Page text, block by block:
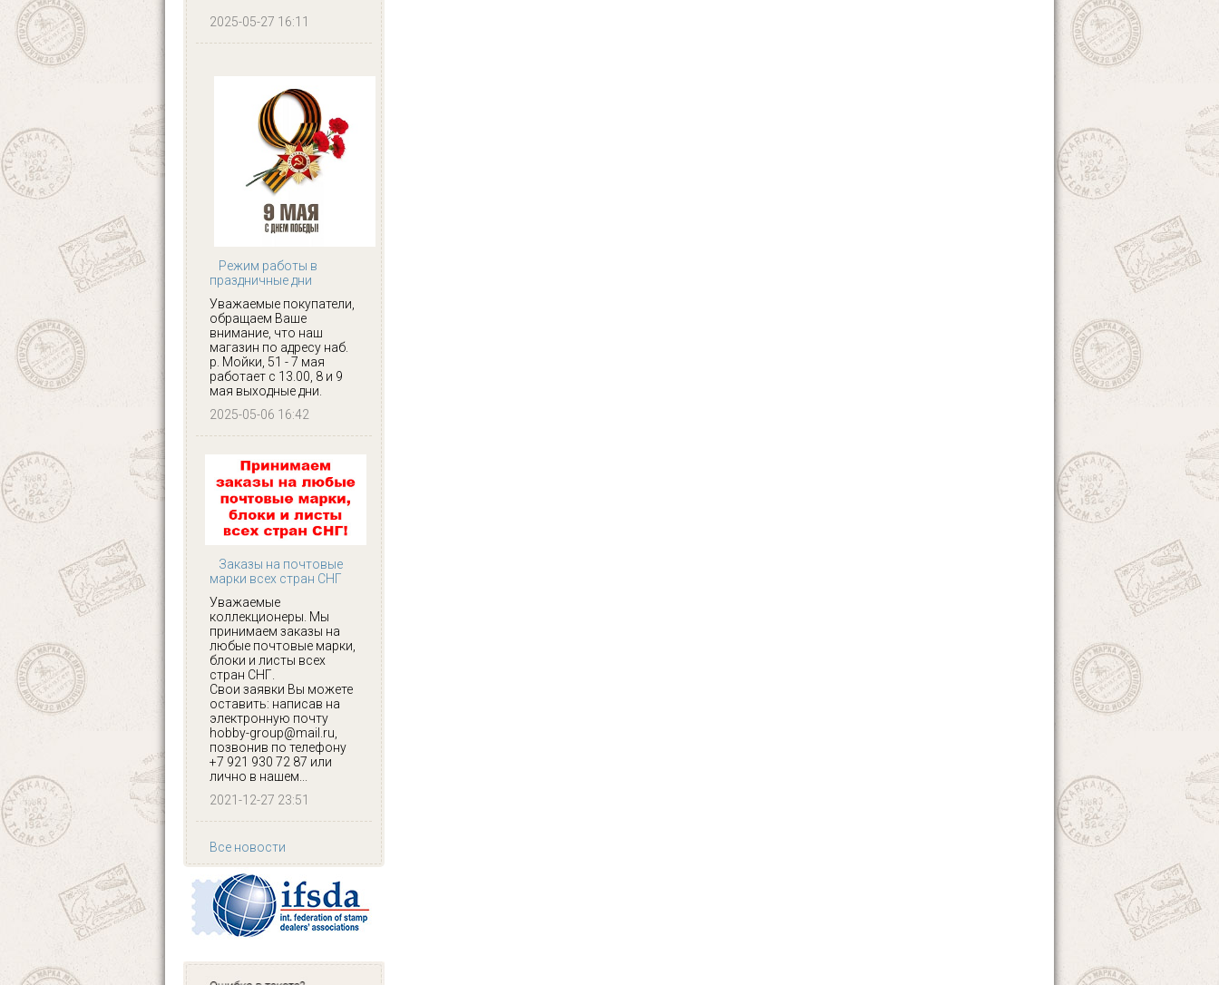
2025-05-27 16:11
Режим работы в
праздничные дни
Уважаемые покупатели,
обращаем Ваше
внимание, что наш
магазин по адресу наб.
р. Мойки, 51 - 7 мая
работает с 13.00, 8 и 9
мая выходные дни.
2025-05-06 16:42
Заказы на почтовые
марки всех стран СНГ
Уважаемые
коллекционеры. Мы
принимаем заказы на
любые почтовые марки,
блоки и листы всех
стран СНГ.
Свои заявки Вы можете
оставить: написав на
электронную почту
hobby-group@mail.ru,
позвонив по телефону
+7 921 930 72 87 или
лично в нашем...
2021-12-27 23:51
Все новости